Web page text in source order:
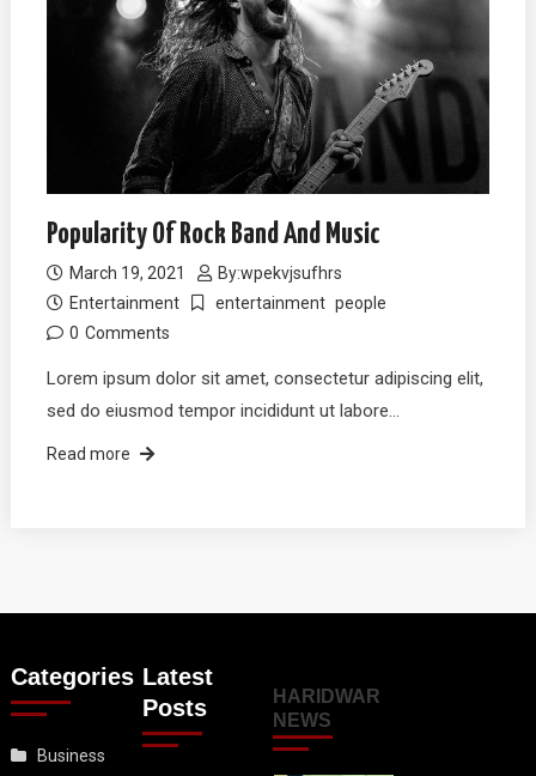
Popularity Of Rock Band And Music
March 19, 2021 By:wpekvjsufhrs
Entertainment
entertainment people
0 Comments
Lorem ipsum dolor sit amet, consectetur adipiscing elit,
sed do eiusmod tempor incididunt ut labore…
Read more
Categories
Business
Latest
Posts
HARIDWAR
NEWS